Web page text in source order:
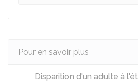
Pour en savoir plus
Disparition d'un adulte à